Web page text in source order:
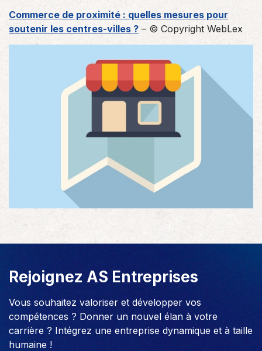
Commerce de proximité : quelles mesures pour
soutenir les centres-villes ? – © Copyright WebLex
Rejoignez AS Entreprises
Vous souhaitez valoriser et développer vos
compétences ? Donner un nouvel élan à votre
carrière ? Intégrez une entreprise dynamique et à taille
humaine !